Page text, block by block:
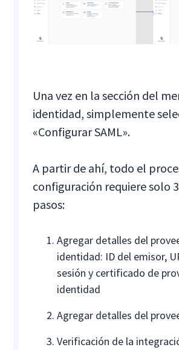
Una vez en la sección del
identidad, simplemente
«Configurar SAML».
A partir de ahí, todo el
configuración requiere solo
pasos:
Agregar detalles del
identidad: ID del emisor,
sesión y certificado de
identidad
Agregar detalles del
Verificación de la